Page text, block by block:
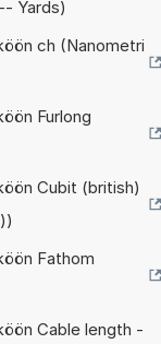
Yards)
ch (Nanometri
Furlong
Cubit (british)
Fathom
Cable length -